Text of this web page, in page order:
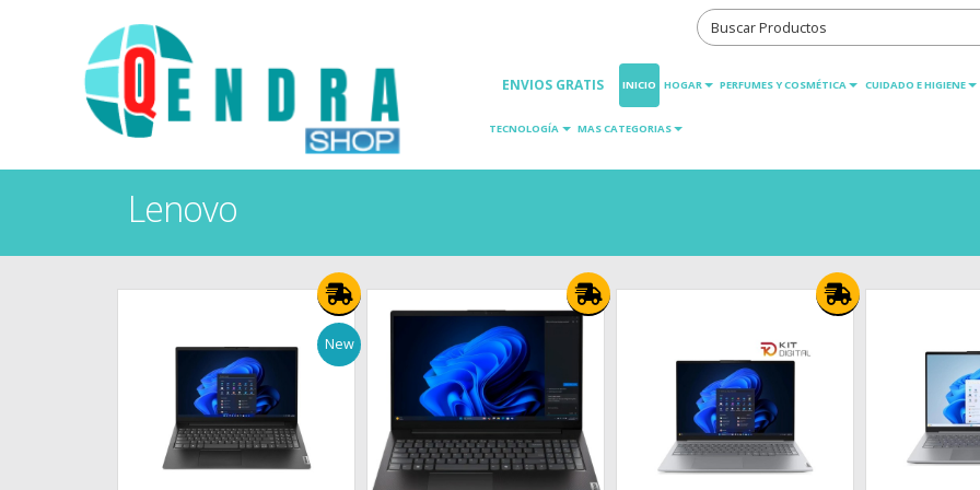
ENVIOS GRATIS INICIO HOGAR PERFUMES Y COSMÉTICA CUIDADO E HIGIENE
TECNOLOGÍA MAS CATEGORIAS
Lenovo
New